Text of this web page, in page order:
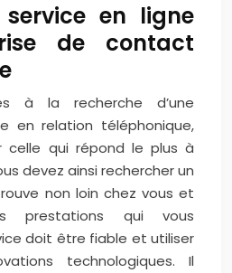
en ligne
de contact
à la recherche d’une
en relation téléphonique,
celle qui répond le plus à
devez ainsi rechercher un
non loin chez vous et
prestations qui vous
doit être fiable et utiliser
technologiques. Il